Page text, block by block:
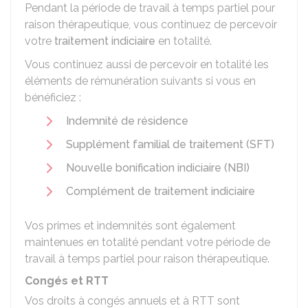
Pendant la période de travail à temps partiel pour
raison thérapeutique, vous continuez de percevoir
votre traitement indiciaire en totalité.
Vous continuez aussi de percevoir en totalité les
éléments de rémunération suivants si vous en
bénéficiez :
Indemnité de résidence
Supplément familial de traitement (SFT)
Nouvelle bonification indiciaire (NBI)
Complément de traitement indiciaire
Vos primes et indemnités sont également
maintenues en totalité pendant votre période de
travail à temps partiel pour raison thérapeutique.
Congés et RTT
Vos droits à congés annuels et à RTT sont